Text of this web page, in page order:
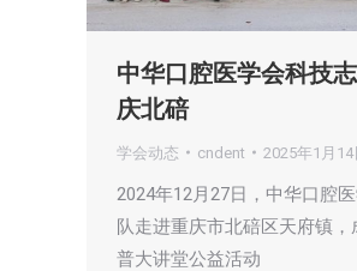
中华口腔医学会科技
庆北碚
学会动态 cndent 2025年1月14
2024年12月27日，中华口腔
队走进重庆市北碚区天府镇
普大讲堂公益活动